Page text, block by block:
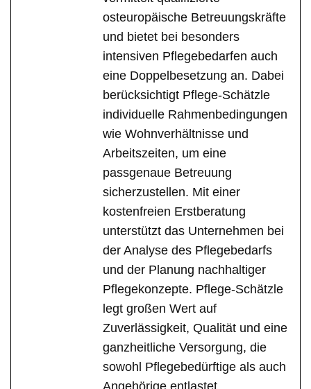
osteuropäische Betreuungskräfte
und bietet bei besonders
intensiven Pflegebedarfen auch
eine Doppelbesetzung an. Dabei
berücksichtigt Pflege-Schätzle
individuelle Rahmenbedingungen
wie Wohnverhältnisse und
Arbeitszeiten, um eine
passgenaue Betreuung
sicherzustellen. Mit einer
kostenfreien Erstberatung
unterstützt das Unternehmen bei
der Analyse des Pflegebedarfs
und der Planung nachhaltiger
Pflegekonzepte. Pflege-Schätzle
legt großen Wert auf
Zuverlässigkeit, Qualität und eine
ganzheitliche Versorgung, die
sowohl Pflegebedürftige als auch
Angehörige entlastet.